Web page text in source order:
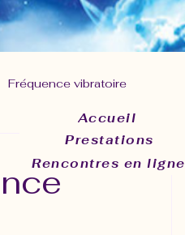
Fréquence vibratoire
Prestations
Accueil
Rencontres en ligne